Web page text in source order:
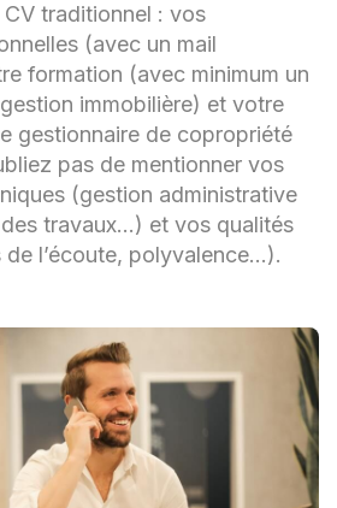
traditionnel : vos
(avec un mail
formation (avec minimum un
immobilière) et votre
gestionnaire de copropriété
pas de mentionner vos
(gestion administrative
travaux…) et vos qualités
de l’écoute, polyvalence…).